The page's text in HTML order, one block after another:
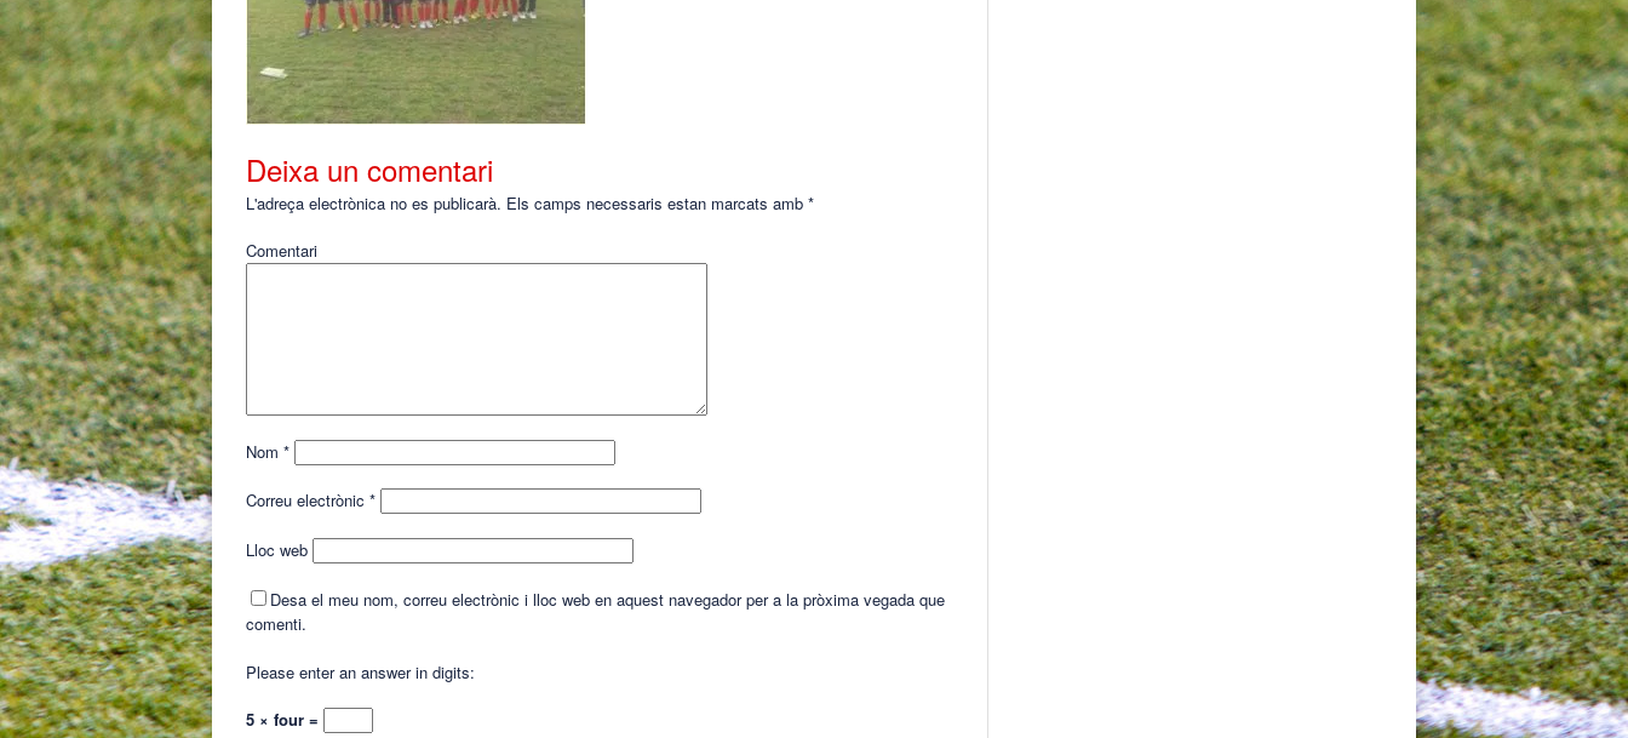
Deixa un comentari
L'adreça electrònica no es publicarà. Els camps necessaris estan marcats amb *
Comentari
Nom *
Correu electrònic *
Lloc web
Desa el meu nom, correu electrònic i lloc web en aquest navegador per a la pròxima vegada que
comenti.
Please enter an answer in digits:
5 × four =